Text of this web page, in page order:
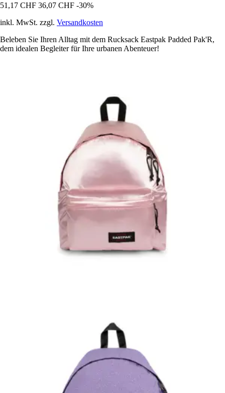
51,17 CHF 36,07 CHF -30%
inkl. MwSt. zzgl. Versandkosten
Beleben Sie Ihren Alltag mit dem Rucksack Eastpak Padded Pak'R,
dem idealen Begleiter für Ihre urbanen Abenteuer!